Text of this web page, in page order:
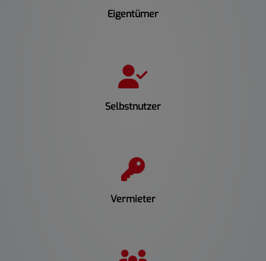
Eigentümer
Selbstnutzer
Vermieter